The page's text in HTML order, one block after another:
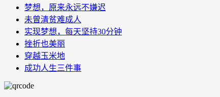
梦想，原来永远不嫌迟
未曾清贫难成人
实现梦想，每天坚持30分钟
挫折也美丽
穿越玉米地
成功人生三件事